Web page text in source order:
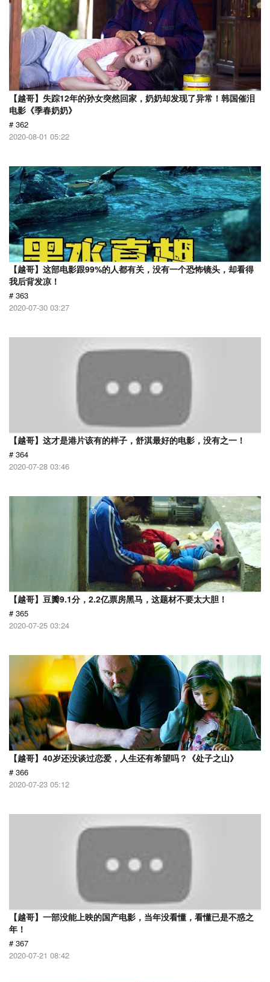
【越哥】失踪12年的孙女突然回家，奶奶却发现了异常！韩国催泪
电影《季春奶奶》
# 362
2020-08-01 05:22
【越哥】这部电影跟99%的人都有关，没有一个恐怖镜头，却看得
我后背发凉！
# 363
2020-07-30 03:27
【越哥】这才是港片该有的样子，舒淇最好的电影，没有之一！
# 364
2020-07-28 03:46
【越哥】豆瓣9.1分，2.2亿票房黑马，这题材不要太大胆！
# 365
2020-07-25 03:24
【越哥】40岁还没谈过恋爱，人生还有希望吗？《处子之山》
# 366
2020-07-23 05:12
【越哥】一部没能上映的国产电影，当年没看懂，看懂已是不惑之
年！
# 367
2020-07-21 08:42